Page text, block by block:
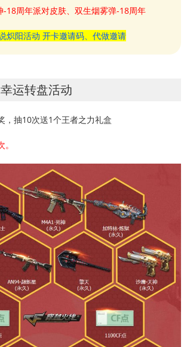
-18周年派对皮肤、双生烟雾弹-18周年
炽阳活动 开卡邀请码、代做邀请
运转盘活动
，抽10次送1个王者之力礼盒